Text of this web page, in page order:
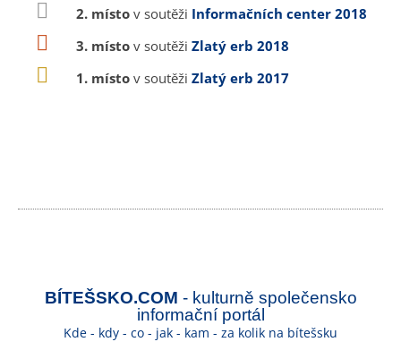
2. místo v soutěži Informačních center 2018
3. místo v soutěži Zlatý erb 2018
1. místo v soutěži Zlatý erb 2017
BÍTEŠSKO.COM - kulturně společensko
informační portál
Kde - kdy - co - jak - kam - za kolik na bítešsku